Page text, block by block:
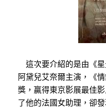
這次要介紹的是由《星
阿黛兒艾奈爾主演，《
獎，贏得東京影展最佳
了他的法國女助理，卻